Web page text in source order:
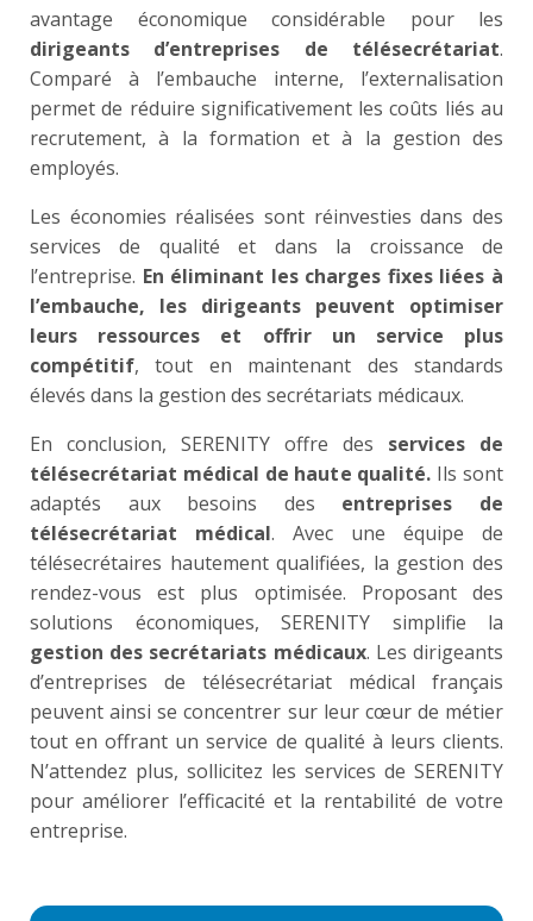
avantage économique considérable pour les
dirigeants d’entreprises de télésecrétariat.
Comparé à l’embauche interne, l’externalisation
permet de réduire significativement les coûts liés au
recrutement, à la formation et à la gestion des
employés.
Les économies réalisées sont réinvesties dans des
services de qualité et dans la croissance de
l’entreprise. En éliminant les charges fixes liées à
l’embauche, les dirigeants peuvent optimiser
leurs ressources et offrir un service plus
compétitif, tout en maintenant des standards
élevés dans la gestion des secrétariats médicaux.
En conclusion, SERENITY offre des services de
télésecrétariat médical de haute qualité. Ils sont
adaptés aux besoins des entreprises de
télésecrétariat médical. Avec une équipe de
télésecrétaires hautement qualifiées, la gestion des
rendez-vous est plus optimisée. Proposant des
solutions économiques, SERENITY simplifie la
gestion des secrétariats médicaux. Les dirigeants
d’entreprises de télésecrétariat médical français
peuvent ainsi se concentrer sur leur cœur de métier
tout en offrant un service de qualité à leurs clients.
N’attendez plus, sollicitez les services de SERENITY
pour améliorer l’efficacité et la rentabilité de votre
entreprise.